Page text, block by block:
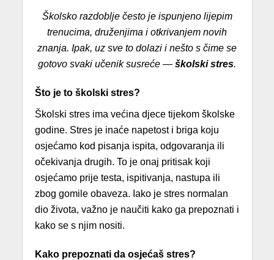
Školsko razdoblje često je ispunjeno lijepim
trenucima, druženjima i otkrivanjem novih
znanja. Ipak, uz sve to dolazi i nešto s čime se
gotovo svaki učenik susreće — školski stres.
Što je to školski stres?
Školski stres ima većina djece tijekom školske
godine. Stres je inaće napetost i briga koju
osjećamo kod pisanja ispita, odgovaranja ili
očekivanja drugih. To je onaj pritisak koji
osjećamo prije testa, ispitivanja, nastupa ili
zbog gomile obaveza. Iako je stres normalan
dio života, važno je naučiti kako ga prepoznati i
kako se s njim nositi.
Kako prepoznati da osjećaš stres?